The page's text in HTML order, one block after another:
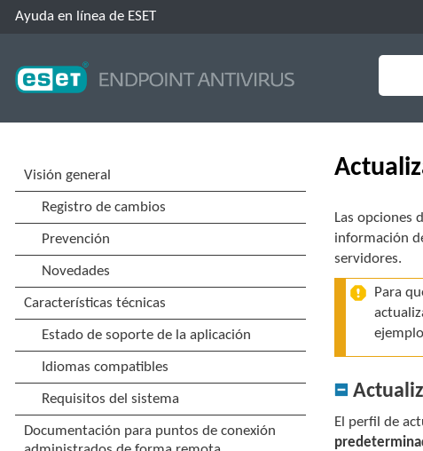
Ayuda en línea de ESET
Las opciones
información
servidores.
Para
El perfil de